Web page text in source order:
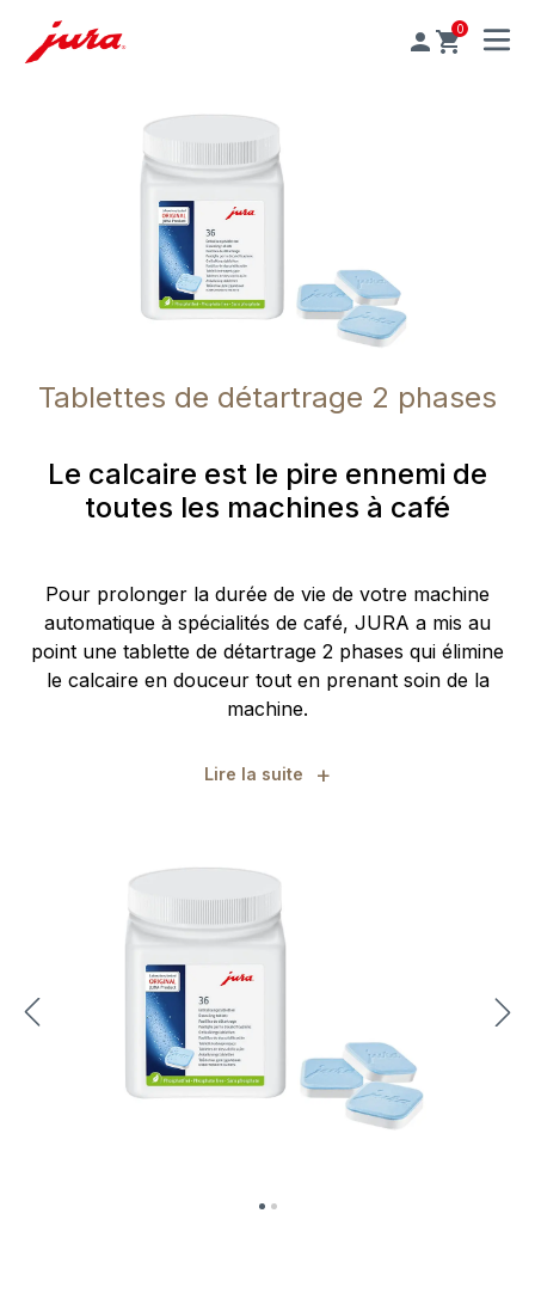
0
MENU
Tablettes de détartrage 2 phases
Le calcaire est le pire ennemi de
toutes les machines à café
Pour prolonger la durée de vie de votre machine
automatique à spécialités de café, JURA a mis au
point une tablette de détartrage 2 phases qui élimine
le calcaire en douceur tout en prenant soin de la
machine.
Lire la suite +